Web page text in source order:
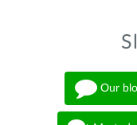
Our